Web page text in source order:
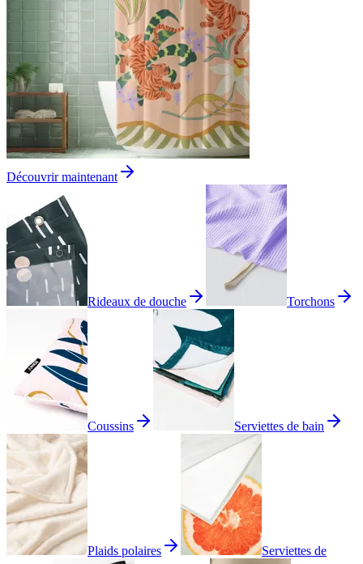
Découvrir maintenant
Rideaux de douche Torchons
Coussins Serviettes de bain
Plaids polaires Serviettes de